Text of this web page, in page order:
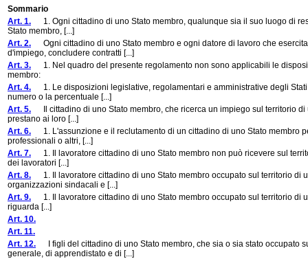
Sommario
Art. 1. 1. Ogni cittadino di uno Stato membro, qualunque sia il suo luogo di
Stato membro, [...]
Art. 2. Ogni cittadino di uno Stato membro e ogni datore di lavoro che
d'impiego, concludere contratti [...]
Art. 3. 1. Nel quadro del presente regolamento non sono applicabili le
membro:
Art. 4. 1. Le disposizioni legislative, regolamentari e amministrative degli
numero o la percentuale [...]
Art. 5. Il cittadino di uno Stato membro, che ricerca un impiego sul territorio
prestano ai loro [...]
Art. 6. 1. L'assunzione e il reclutamento di un cittadino di uno Stato membro
professionali o altri, [...]
Art. 7. 1. Il lavoratore cittadino di uno Stato membro non può ricevere sul
dei lavoratori [...]
Art. 8. 1. Il lavoratore cittadino di uno Stato membro occupato sul territorio di
organizzazioni sindacali e [...]
Art. 9. 1. Il lavoratore cittadino di uno Stato membro occupato sul territorio di
riguarda [...]
Art. 10.
Art. 11.
Art. 12. I figli del cittadino di uno Stato membro, che sia o sia stato occupato
generale, di apprendistato e di [...]